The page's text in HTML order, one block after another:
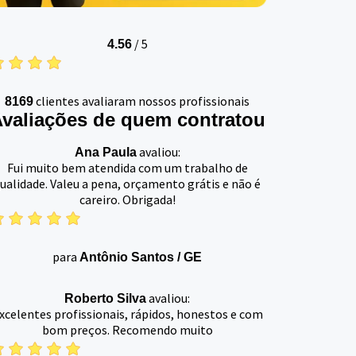
4.56/5
8169clientes avaliaram nossos profissionais
de quem contratou
Ana Paulaavaliou:
Fui muito bem atendida com um trabalho de
Valeu a pena, orçamento grátis e não é
careiro. Obrigada!
para Antônio Santos /GE
Roberto Silvaavaliou:
profissionais, rápidos, honestos e com
bom preços. Recomendo muito